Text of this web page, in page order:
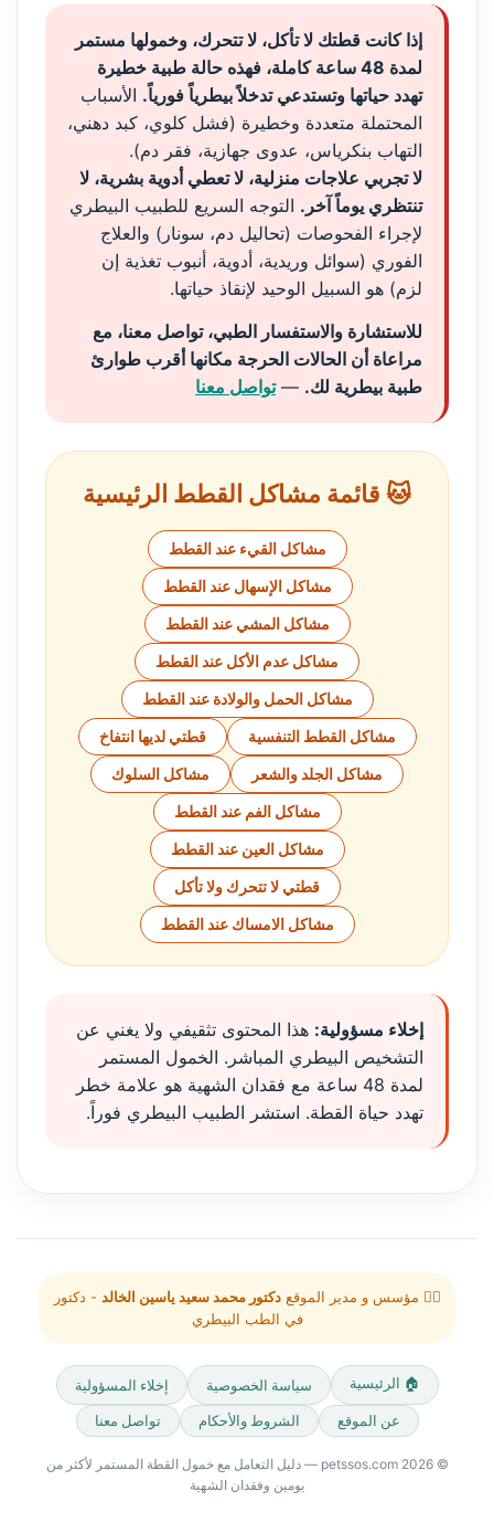
إذا كانت قطتك لا تأكل، لا تتحرك، وخمولها مستمر
لمدة 48 ساعة كاملة، فهذه حالة طبية خطيرة
تهدد حياتها وتستدعي تدخلاً بيطرياً فورياً. الأسباب
المحتملة متعددة وخطيرة (فشل كلوي، كبد دهني،
التهاب بنكرياس، عدوى جهازية، فقر دم).
لا تجربي علاجات منزلية، لا تعطي أدوية بشرية، لا
تنتظري يوماً آخر. التوجه السريع للطبيب البيطري
لإجراء الفحوصات (تحاليل دم، سونار) والعلاج
الفوري (سوائل وريدية، أدوية، أنبوب تغذية إن
لزم) هو السبيل الوحيد لإنقاذ حياتها.
للاستشارة والاستفسار الطبي، تواصل معنا، مع
مراعاة أن الحالات الحرجة مكانها أقرب طوارئ
طبية بيطرية لك. —تواصل معنا
🐱 قائمة مشاكل القطط الرئيسية
مشاكل القيء عند القطط
مشاكل الإسهال عند القطط
مشاكل المشي عند القطط
مشاكل عدم الأكل عند القطط
مشاكل الحمل والولادة عند القطط
مشاكل القطط التنفسية قطتي لديها انتفاخ
مشاكل الجلد والشعر مشاكل السلوك
مشاكل الفم عند القطط
مشاكل العين عند القطط
قطتي لا تتحرك ولا تأكل
مشاكل الامساك عند القطط
إخلاء مسؤولية: هذا المحتوى تثقيفي ولا يغني عن
التشخيص البيطري المباشر. الخمول المستمر
لمدة 48 ساعة مع فقدان الشهية هو علامة خطر
تهدد حياة القطة. استشر الطبيب البيطري فوراً.
👨‍⚕️ مؤسس و مدير الموقعدكتور محمد سعيد ياسين الخالد - دكتور
في الطب البيطري
🏠 الرئيسية سياسة الخصوصية إخلاء المسؤولية
عن الموقع الشروط والأحكام تواصل معنا
© 2026 petssos.com — دليل التعامل مع خمول القطة المستمر لأكثر من
يومين وفقدان الشهية